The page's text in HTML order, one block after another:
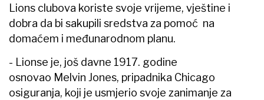
Lions clubova koriste svoje vrijeme, vještine i
dobra da bi sakupili sredstva za pomoć na
domaćem i međunarodnom planu.
- Lionse je, još davne 1917. godine
osnovao Melvin Jones, pripadnika Chicago
osiguranja, koji je usmjerio svoje zanimanje za